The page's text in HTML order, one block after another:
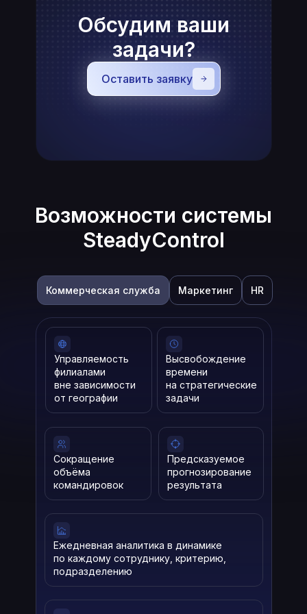
сотрудников
5 000
руководителей
Обсудим ваши
задачи?
Оставить заявку
Возможности системы
SteadyControl
Коммерческая служба Маркетинг HR
Предсказуемое
прогнозирование
результата
Ежедневная аналитика в динамике
по каждому сотруднику, критерию,
подразделению
Сокращение
объёма
командировок
Высвобождение
времени
на стратегические
задачи
Управляемость
филиалами
вне зависимости
от географии